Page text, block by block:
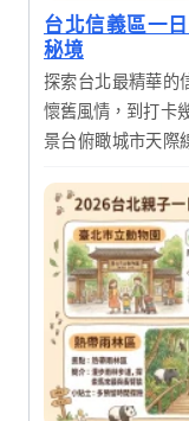
台北信義區一
秘境
探索台北最精華的
懷舊風情，到打卡
景台俯瞰城市天際
完美一日遊，帶您